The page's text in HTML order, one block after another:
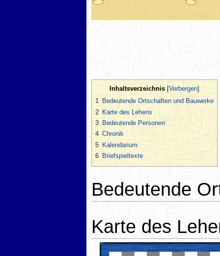
Inhaltsverzeichnis
1 Bedeutende Ortschaften und Bauwerke
2 Karte des Lehens
3 Bedeutende Personen
4 Chronik
5 Kalendarium
6 Briefspieltexte
Bedeutende
Karte des